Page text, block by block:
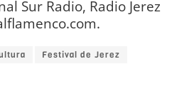
Sur Radio, Radio Jerez
Festival de Jerez